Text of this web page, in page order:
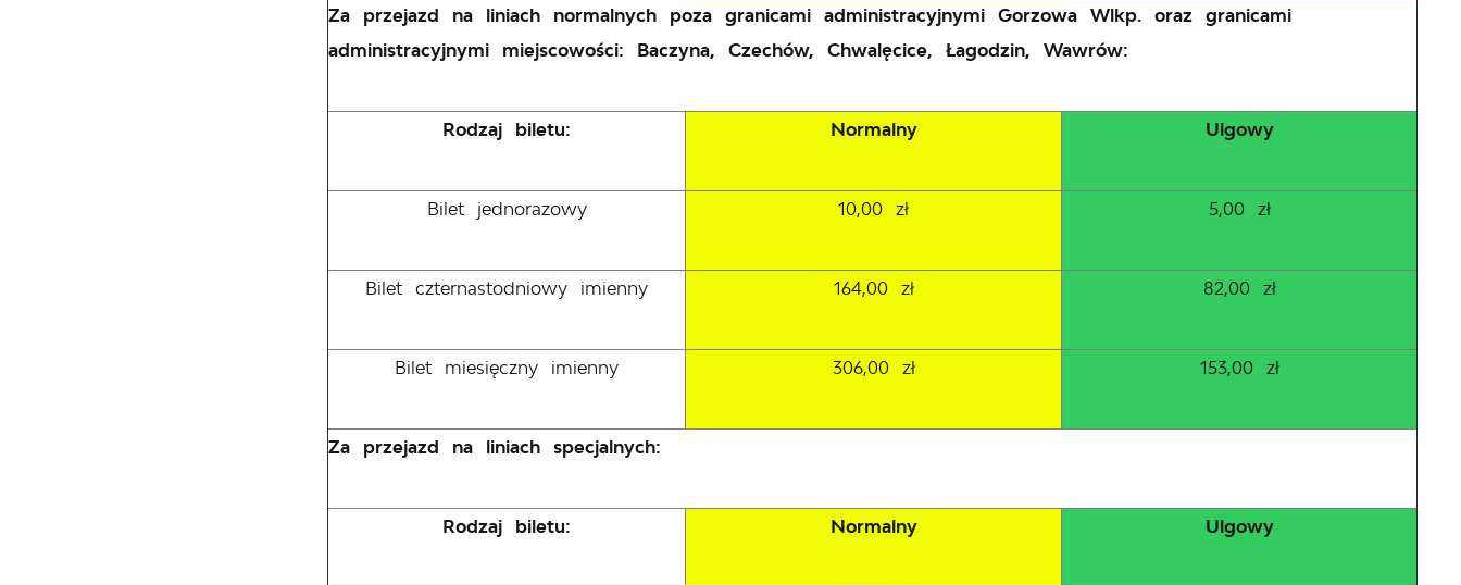
Za przejazd na liniach normalnych poza granicami administracyjnymi Gorzowa Wlkp. oraz granicami
administracyjnymi miejscowości: Baczyna, Czechów, Chwalęcice, Łagodzin, Wawrów:
Rodzaj biletu: Normalny Ulgowy
Bilet jednorazowy 10,00 zł 5,00 zł
Bilet czternastodniowy imienny 164,00 zł 82,00 zł
Bilet miesięczny imienny 306,00 zł 153,00 zł
Za przejazd na liniach specjalnych:
Rodzaj biletu: Normalny Ulgowy